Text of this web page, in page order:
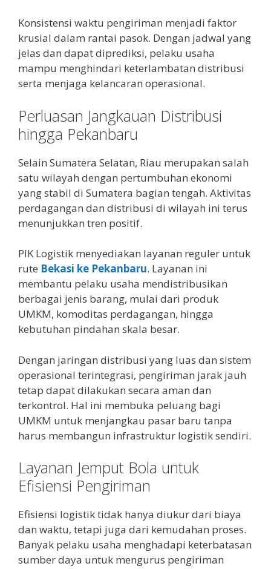
Konsistensi waktu pengiriman menjadi faktor
krusial dalam rantai pasok. Dengan jadwal yang
jelas dan dapat diprediksi, pelaku usaha
mampu menghindari keterlambatan distribusi
serta menjaga kelancaran operasional.
Perluasan Jangkauan Distribusi
hingga Pekanbaru
Selain Sumatera Selatan, Riau merupakan salah
satu wilayah dengan pertumbuhan ekonomi
yang stabil di Sumatera bagian tengah. Aktivitas
perdagangan dan distribusi di wilayah ini terus
menunjukkan tren positif.
PIK Logistik menyediakan layanan reguler untuk
rute Bekasi ke Pekanbaru. Layanan ini
membantu pelaku usaha mendistribusikan
berbagai jenis barang, mulai dari produk
UMKM, komoditas perdagangan, hingga
kebutuhan pindahan skala besar.
Dengan jaringan distribusi yang luas dan sistem
operasional terintegrasi, pengiriman jarak jauh
tetap dapat dilakukan secara aman dan
terkontrol. Hal ini membuka peluang bagi
UMKM untuk menjangkau pasar baru tanpa
harus membangun infrastruktur logistik sendiri.
Layanan Jemput Bola untuk
Efisiensi Pengiriman
Efisiensi logistik tidak hanya diukur dari biaya
dan waktu, tetapi juga dari kemudahan proses.
Banyak pelaku usaha menghadapi keterbatasan
sumber daya untuk mengurus pengiriman